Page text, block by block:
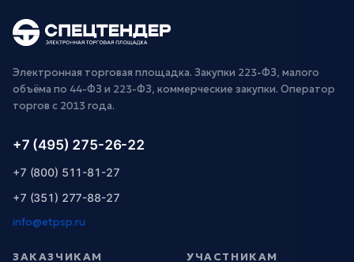
Электронная торговая площадка. Закупки 223-ФЗ, малого
объёма по 44-ФЗ и 223-ФЗ, коммерческие закупки. Оператор
торгов с 2013 года.
+7 (495) 275-26-22
+7 (800) 511-81-27
+7 (351) 277-88-27
info@etpsp.ru
ЗАКАЗЧИКАМ УЧАСТНИКАМ